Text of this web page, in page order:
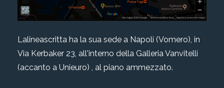
Lalineascritta ha la sua sede a Napoli (Vomero), in
Via Kerbaker 23, all'interno della Galleria Vanvitelli
(accanto a Unieuro) , al piano ammezzato.